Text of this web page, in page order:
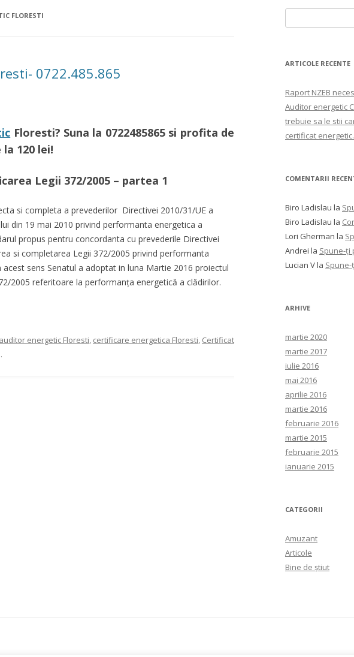
FLORESTI
0722.485.865
Floresti? Suna la 0722485865si profita de
120 lei!
Legii 372/2005 – partea 1
si completa a prevederilor Directivei 2010/31/UE a
din 19 mai 2010 privind performanta energetica a
propus pentru concordanta cu prevederile Directivei
si completarea Legii 372/2005 privind performanta
sens Senatul a adoptat in luna Martie 2016 proiectul
2005 referitoare la performanţa energetică a clădirilor.
auditor energetic Floresti, certificare energetica Floresti, Certificat
.
după:
ARTICOLE RECENTE
Raport NZEB
Auditor energetic
trebuie sa le stii
certificat energetic.
COMENTARII
Biro Ladislau la
Biro Ladislau la
Lori Gherman la
Andrei la Spune-ţi
Lucian Vla
ARHIVE
martie 2020
martie 2017
iulie 2016
mai 2016
aprilie 2016
martie 2016
februarie 2016
martie 2015
februarie 2015
ianuarie 2015
CATEGORII
Amuzant
Articole
Bine de ştiut